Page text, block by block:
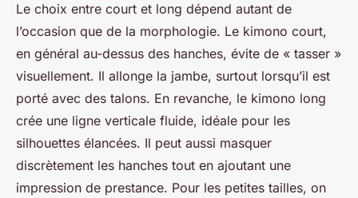
Le choix entre court et long dépend autant de
l’occasion que de la morphologie. Le kimono court,
en général au-dessus des hanches, évite de « tasser »
visuellement. Il allonge la jambe, surtout lorsqu’il est
porté avec des talons. En revanche, le kimono long
crée une ligne verticale fluide, idéale pour les
silhouettes élancées. Il peut aussi masquer
discrètement les hanches tout en ajoutant une
impression de prestance. Pour les petites tailles, on